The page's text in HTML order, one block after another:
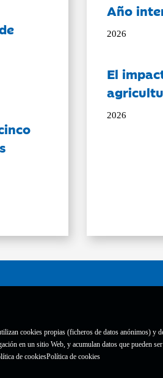
cookies propias (ficheros de datos anónimos) y
en un sitio Web, y acumulan datos que pueden
de cookiesPolítica de cookies
Año
2026
El
2026